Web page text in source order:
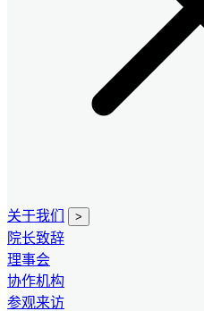
关于我们 >
院长致辞
理事会
协作机构
参观来访